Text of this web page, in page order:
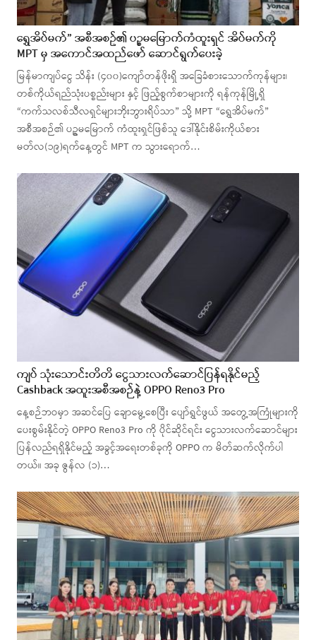
ရွှေအိပ်မက်” အစီအစဥ်၏ ပဉ္စမမြောက်ကံထူးရှင် အိပ်မက်ကို
MPT မှ အကောင်အထည်ဖော် ဆောင်ရွက်ပေးခဲ့
မြန်မာကျပ်ငွေ သိန်း (၄၀၀)ကျော်တန်ဖိုးရှိ အခြေခံစားသောက်ကုန်များ၊
တစ်ကိုယ်ရည်သုံးပစ္စည်းများ နှင့် ဖြည့်စွက်စာများကို ရန်ကုန်မြို့ရှိ
“ကက်သလစ်သီလရှင်များဘိုးဘွားရိပ်သာ” သို့ MPT “ရွှေအိပ်မက်”
အစီအစဉ်၏ ပဥ္စမမြောက် ကံထူးရှင်ဖြစ်သူ ဒေါ်နိုင်းစိမ်းကိုယ်စား
မတ်လ(၁၉)ရက်နေ့တွင် MPT က သွားရောက်…
ကျပ် သုံးသောင်းတိတိ ငွေသားလက်ဆောင်ပြန်ရနိုင်မည့်
Cashback အထူးအစီအစဉ်နဲ့ OPPO Reno3 Pro
နေ့စဉ်ဘဝမှာ အဆင်ပြေ ချောမွေ့စေပြီး ပျော်ရွှင်ဖွယ် အတွေ့အကြုံများကို
ပေးစွမ်းနိုင်တဲ့ OPPO Reno3 Pro ကို ပိုင်ဆိုင်ရင်း ငွေသားလက်ဆောင်များ
ပြန်လည်ရရှိနိုင်မည့် အခွင့်အရေးတစ်ခုကို OPPO က မိတ်ဆက်လိုက်ပါ
တယ်။ အခု ဇွန်လ (၁)…